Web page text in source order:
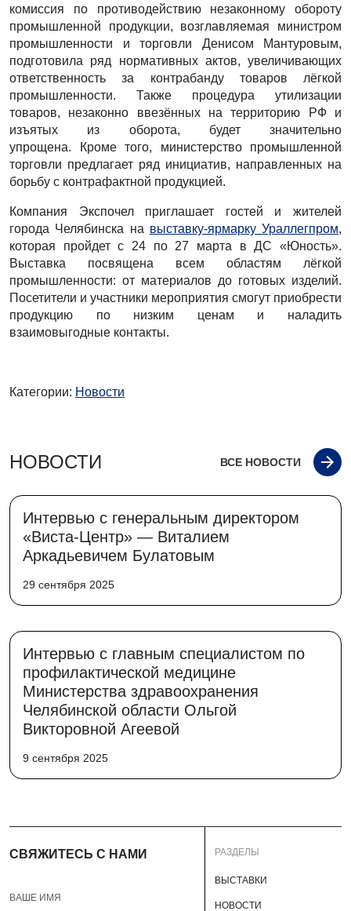
комиссия по противодействию незаконному обороту
промышленной продукции, возглавляемая министром
промышленности и торговли Денисом Мантуровым,
подготовила ряд нормативных актов, увеличивающих
ответственность за контрабанду товаров лёгкой
промышленности. Также процедура утилизации
товаров, незаконно ввезённых на территорию РФ и
изъятых из оборота, будет значительно
упрощена. Кроме того, министерство промышленной
торговли предлагает ряд инициатив, направленных на
борьбу с контрафактной продукцией.
Компания Экспочел приглашает гостей и жителей
города Челябинска на выставку-ярмарку Ураллегпром,
которая пройдет с 24 по 27 марта в ДС «Юность».
Выставка посвящена всем областям лёгкой
промышленности: от материалов до готовых изделий.
Посетители и участники мероприятия смогут приобрести
продукцию по низким ценам и наладить
взаимовыгодные контакты.
Категории: Новости
НОВОСТИ ВСЕ НОВОСТИ
Интервью с генеральным директором
«Виста-Центр» — Виталием
Аркадьевичем Булатовым
29 сентября 2025
Интервью с главным специалистом по
профилактической медицине
Министерства здравоохранения
Челябинской области Ольгой
Викторовной Агеевой
9 сентября 2025
СВЯЖИТЕСЬ С НАМИ РАЗДЕЛЫ
ВЫСТАВКИ
НОВОСТИ